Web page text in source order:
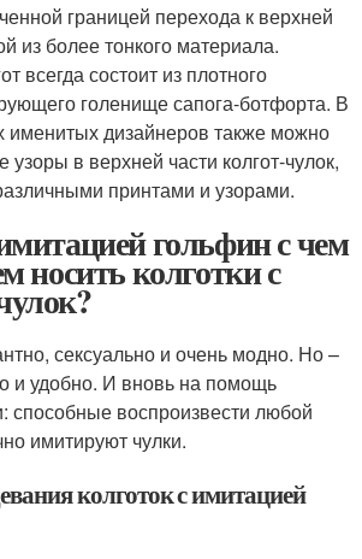
границей перехода к верхней
из более тонкого материала.
всегда состоит из плотного
голенище сапога-ботфорта. В
именитых дизайнеров также можно
узоры в верхней части колгот-чулок,
принтами и узорами.
гольфин с чем
носить колготки с
сексуально и очень модно. Но –
и удобно. И вновь на помощь
способные воспроизвести любой
имитируют чулки.
колготок с имитацией